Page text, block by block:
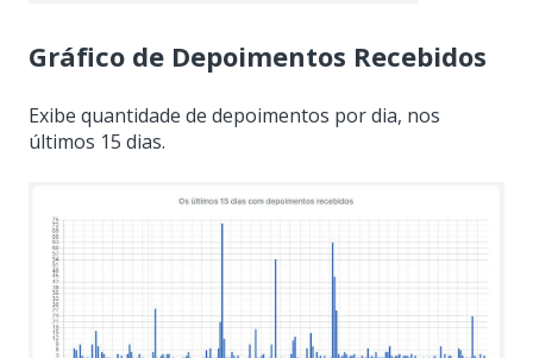
Gráfico de Depoimentos Recebidos
Exibe quantidade de depoimentos por dia, nos
últimos 15 dias.